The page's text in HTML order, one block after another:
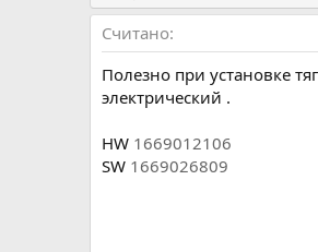
о
р
а
о
з
Считано
Полезно при установке
электрический .
HW 1669012106
SW 1669026809